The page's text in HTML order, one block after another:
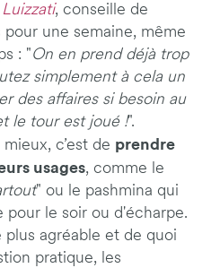
Luizzati, conseille de
une semaine, même
: "On en prend déjà trop
simplement à cela un
des affaires si besoin au
le tour est joué !".
c’est de prendre
usages, comme le
" ou le pashmina qui
pour le soir ou d'écharpe.
plus agréable et de quoi
pratique, les